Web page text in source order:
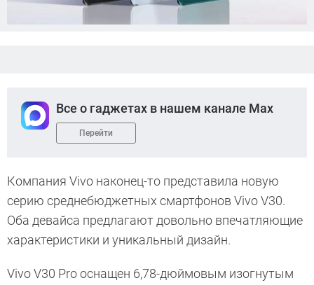
Все о гаджетах в нашем канале Max
Перейти
Компания Vivo наконец-то представила новую
серию среднебюджетных смартфонов Vivo V30.
Оба девайса предлагают довольно впечатляющие
характеристики и уникальный дизайн.
Vivo V30 Pro оснащен 6,78-дюймовым изогнутым